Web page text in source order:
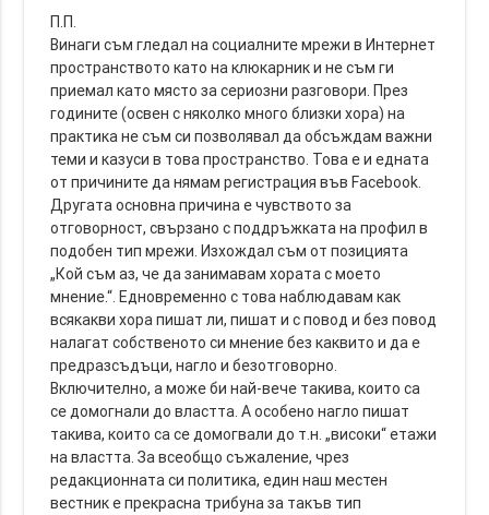
П.П.
Винаги съм гледал на социалните мрежи в Интернет
пространството като на клюкарник и не съм ги
приемал като място за сериозни разговори. През
годините (освен с няколко много близки хора) на
практика не съм си позволявал да обсъждам важни
теми и казуси в това пространство. Това е и едната
от причините да нямам регистрация във Facebook.
Другата основна причина е чувството за
отговорност, свързано с поддръжката на профил в
подобен тип мрежи. Изхождал съм от позицията
„Кой съм аз, че да занимавам хората с моето
мнение.“. Едновременно с това наблюдавам как
всякакви хора пишат ли, пишат и с повод и без повод
налагат собственото си мнение без каквито и да е
предразсъдъци, нагло и безотговорно.
Включително, а може би най-вече такива, които са
се домогнали до властта. А особено нагло пишат
такива, които са се домогвали до т.н. „високи“ етажи
на властта. За всеобщо съжаление, чрез
редакционната си политика, един наш местен
вестник е прекрасна трибуна за такъв тип